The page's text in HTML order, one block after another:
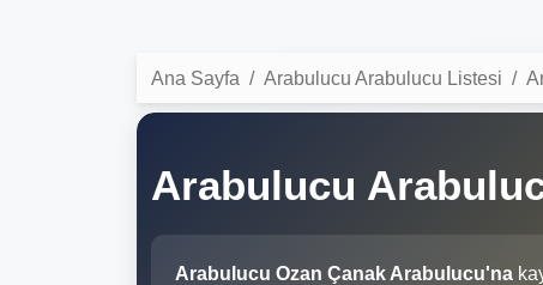
Ana Sayfa Arabulucu Arabulucu Listesi
Arabulucu
Arabulucu Ozan Çanak Arabulucu'na